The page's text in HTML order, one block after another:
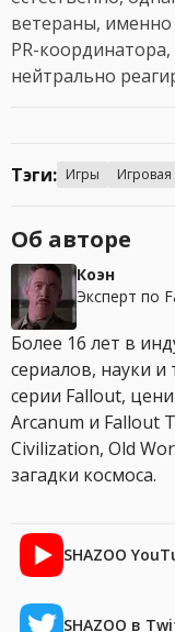
ветераны, именно
PR-
нейтрально
Тэги: Игры Игровая
Об авторе
Коэн
Эксперт по
Более 16 лет в
сериалов, науки
серии Fallout,
Arcanum и Fallout
Civilization, Old
загадки космоса.
SHAZOO
SHAZOO в